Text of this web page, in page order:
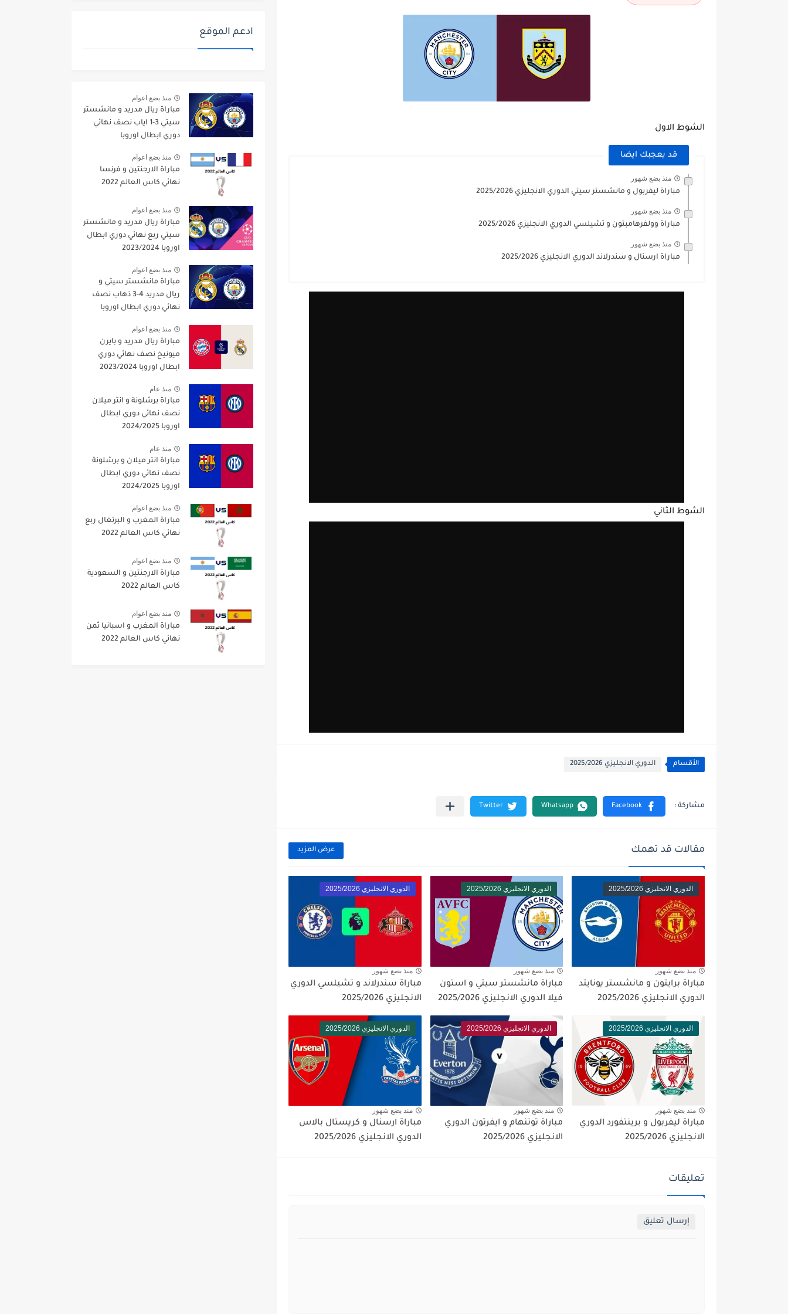
الشوط الاول
قد يعجبك ايضا
منذ بضع شهور
مباراة ليفربول و مانشستر سيتي الدوري الانجليزي 2025/2026
منذ بضع شهور
مباراة وولفرهامبتون و تشيلسي الدوري الانجليزي 2025/2026
منذ بضع شهور
مباراة ارسنال و سندرلاند الدوري الانجليزي 2025/2026
الشوط الثاني
الأقسام الدوري الانجليزي 2025/2026
مقالات قد تهمك عرض المزيد
الدوري الانجليزي 2025/2026
منذ بضع شهور
مباراة برايتون و مانشستر يونايتد
الدوري الانجليزي 2025/2026
الدوري الانجليزي 2025/2026
منذ بضع شهور
مباراة مانشستر سيتي و استون
فيلا الدوري الانجليزي 2025/2026
الدوري الانجليزي 2025/2026
منذ بضع شهور
مباراة سندرلاند و تشيلسي الدوري
الانجليزي 2025/2026
الدوري الانجليزي 2025/2026
منذ بضع شهور
مباراة ليفربول و برينتفورد الدوري
الانجليزي 2025/2026
الدوري الانجليزي 2025/2026
منذ بضع شهور
مباراة توتنهام و ايفرتون الدوري
الانجليزي 2025/2026
الدوري الانجليزي 2025/2026
منذ بضع شهور
مباراة ارسنال و كريستال بالاس
الدوري الانجليزي 2025/2026
تعليقات
إرسال تعليق
ادعم الموقع
منذ بضع اعوام
مباراة ريال مدريد و مانشستر
سيتي 3-1 اياب نصف نهائي
دوري ابطال اوروبا
منذ بضع اعوام
مباراة الارجنتين و فرنسا
نهائي كاس العالم 2022
منذ بضع اعوام
مباراة ريال مدريد و مانشستر
سيتي ربع نهائي دوري ابطال
اوروبا 2023/2024
منذ بضع اعوام
مباراة مانشستر سيتي و
ريال مدريد 4-3 ذهاب نصف
نهائي دوري ابطال اوروبا
منذ بضع اعوام
مباراة ريال مدريد و بايرن
ميونيخ نصف نهائي دوري
ابطال اوروبا 2023/2024
منذ عام
مباراة برشلونة و انتر ميلان
نصف نهائي دوري ابطال
اوروبا 2024/2025
منذ عام
مباراة انتر ميلان و برشلونة
نصف نهائي دوري ابطال
اوروبا 2024/2025
منذ بضع اعوام
مباراة المغرب و البرتغال ربع
نهائي كاس العالم 2022
منذ بضع اعوام
مباراة الارجنتين و السعودية
كاس العالم 2022
منذ بضع اعوام
مباراة المغرب و اسبانيا ثمن
نهائي كاس العالم 2022